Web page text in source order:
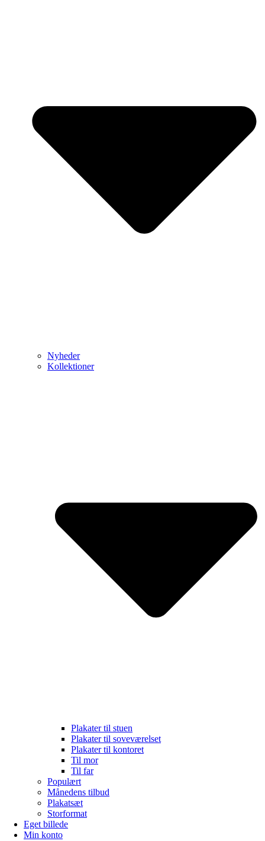
Nyheder
Kollektioner
Plakater til stuen
Plakater til soveværelset
Plakater til kontoret
Til mor
Til far
Populært
Månedens tilbud
Plakatsæt
Storformat
Eget billede
Min konto